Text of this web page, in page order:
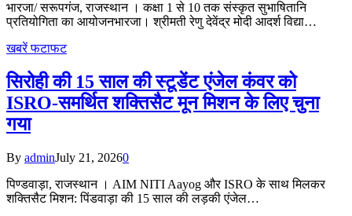
भारजा/ सरूपगंज, राजस्थान । कक्षा 1 से 10 तक संस्कृत सुभाषितानि
प्रतियोगिता का आयोजनभारजा। श्रीमती रेणु देवेंद्र मोदी आदर्श विद्या…
खबरें फटाफट
सिरोही की 15 साल की स्टूडेंट एंजेल कंवर को
ISRO-समर्थित शक्तिसैट मून मिशन के लिए चुना
गया
By adminJuly 21, 20260
पिण्डवाड़ा, राजस्थान । AIM NITI Aayog और ISRO के साथ मिलकर
शक्तिसैट मिशन: पिंडवाड़ा की 15 साल की लड़की एंजेल…